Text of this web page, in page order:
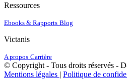
Ressources
Ebooks & Rapports Blog
Victanis
A propos Carrière
© Copyright - Tous droits réservés -
Mentions légales | Politique de